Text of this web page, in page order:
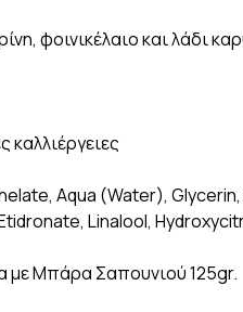
φοινικέλαιο και λάδι
καλλιέργειες
Aqua (Water),
Linalool,
με Μπάρα Σαπουνιού 125gr.